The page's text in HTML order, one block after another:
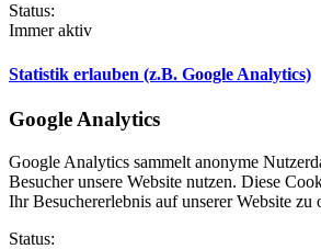
Status:
Immer aktiv
Statistik erlauben (z.B. Google Analytics)
Google Analytics
Google Analytics sammelt anonyme
Besucher unsere Website nutzen. Diese
Ihr Besuchererlebnis auf unserer Website zu
Status: